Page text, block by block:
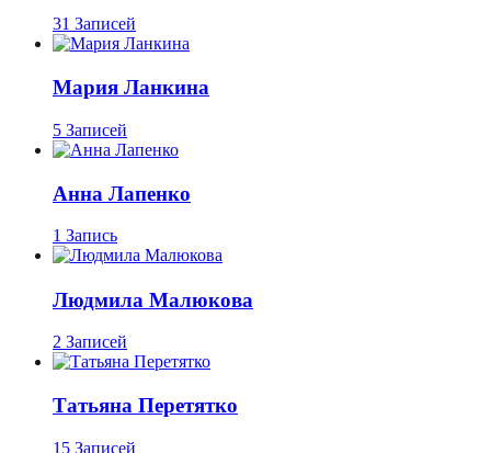
31 Записей
Мария Ланкина
5 Записей
Анна Лапенко
1 Запись
Людмила Малюкова
2 Записей
Татьяна Перетятко
15 Записей